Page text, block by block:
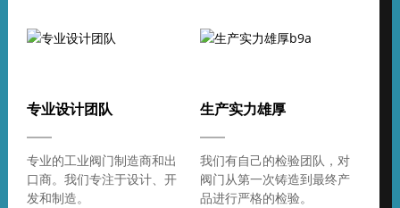
专业设计团队
专业的工业阀门制造商和出
口商。我们专注于设计、开
发和制造。
生产实力雄厚
我们有自己的检验团队，对
阀门从第一次铸造到最终产
品进行严格的检验。